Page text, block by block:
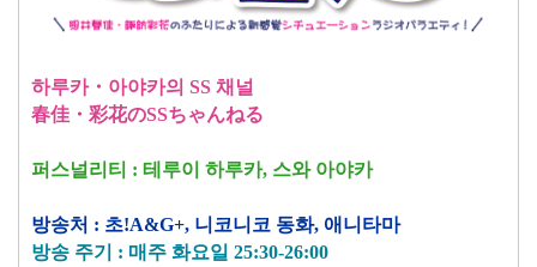
하루카・아야카의 SS 채널
春佳・彩花のSSちゃんねる
퍼스널리티 : 테루이 하루카, 스와 아야카
방송처 : 초!A&G+, 니코니코 동화, 애니타마
방송 주기 : 매주 화요일 25:30-26:00